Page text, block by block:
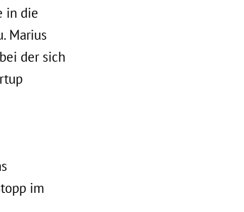
in die
Marius
der sich
im